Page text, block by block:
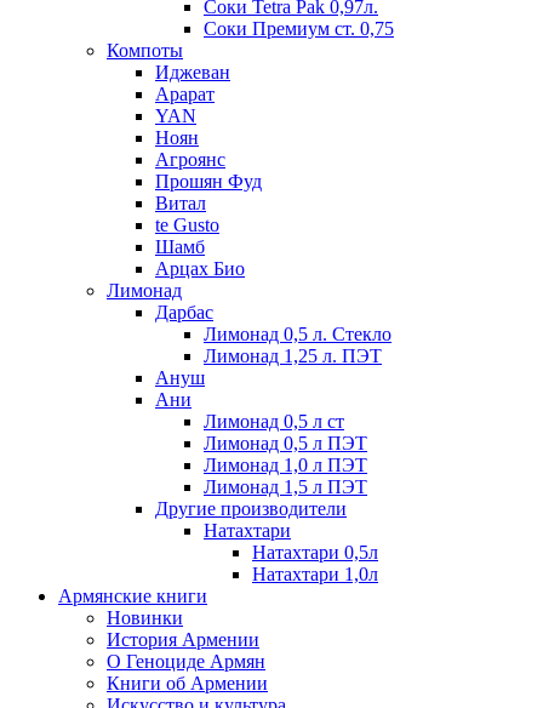
Соки Tetra Pak 0,97л.
Соки Премиум ст. 0,75
Компоты
Иджеван
Арарат
YAN
Ноян
Агроянс
Прошян Фуд
Витал
te Gusto
Шамб
Арцах Био
Лимонад
Дарбас
Лимонад 0,5 л. Стекло
Лимонад 1,25 л. ПЭТ
Ануш
Ани
Лимонад 0,5 л ст
Лимонад 0,5 л ПЭТ
Лимонад 1,0 л ПЭТ
Лимонад 1,5 л ПЭТ
Другие производители
Натахтари
Натахтари 0,5л
Натахтари 1,0л
Армянские книги
Новинки
История Армении
О Геноциде Армян
Книги об Армении